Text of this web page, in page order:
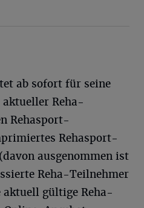
ab sofort für seine
Reha-
Rehasport-
Rehasport-
ausgenommen ist
Reha-Teilnehmer
gültige Reha-